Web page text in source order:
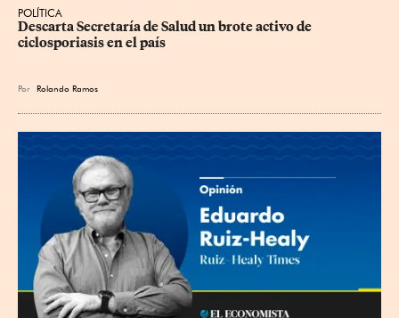
POLÍTICA
Descarta Secretaría de Salud un brote activo de
ciclosporiasis en el país
Por Rolando Ramos